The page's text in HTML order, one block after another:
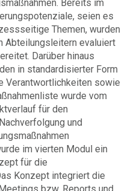
Bereits im
seien es
Themen, wurden
Abteilungsleitern evaluiert
Darüber hinaus
in standardisierter Form
Verantwortlichkeiten sowie
wurde vom
für den
und
im vierten Modul ein
für die
Konzept integriert die